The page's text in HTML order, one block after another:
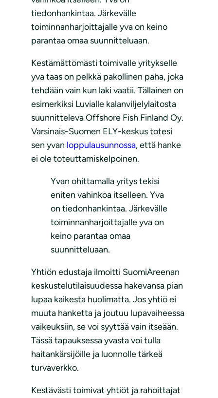
tiedonhankintaa. Järkevälle
toiminnanharjoittajalle yva on keino
parantaa omaa suunnitteluaan.
Kestämättömästi toimivalle yritykselle
yva taas on pelkkä pakollinen paha, joka
tehdään vain kun laki vaatii. Tällainen on
esimerkiksi Luvialle kalanviljelylaitosta
suunnitteleva Offshore Fish Finland Oy.
Varsinais-Suomen ELY-keskus totesi
sen yvan loppulausunnossa, että hanke
ei ole toteuttamiskelpoinen.
Yvan ohittamalla yritys tekisi
eniten vahinkoa itselleen. Yva
on tiedonhankintaa. Järkevälle
toiminnanharjoittajalle yva on
keino parantaa omaa
suunnitteluaan.
Yhtiön edustaja ilmoitti SuomiAreenan
keskustelutilaisuudessa hakevansa pian
lupaa kaikesta huolimatta. Jos yhtiö ei
muuta hanketta ja joutuu lupavaiheessa
vaikeuksiin, se voi syyttää vain itseään.
Tässä tapauksessa yvasta voi tulla
haitankärsijöille ja luonnolle tärkeä
turvaverkko.
Kestävästi toimivat yhtiöt ja rahoittajat